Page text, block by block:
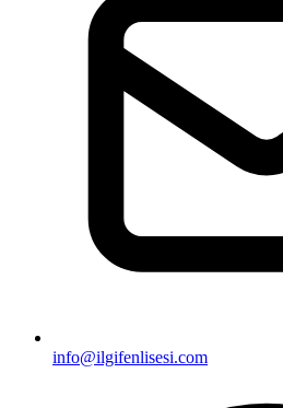
info@ilgifenlisesi.com